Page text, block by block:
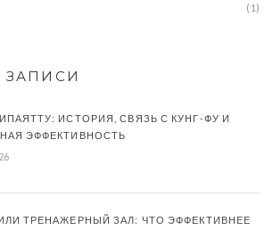
(1)
ИСТОРИЯ, СВЯЗЬ С КУНГ-ФУ И
ЭФФЕКТИВНОСТЬ
ТРЕНАЖЕРНЫЙ ЗАЛ: ЧТО ЭФФЕКТИВНЕЕ